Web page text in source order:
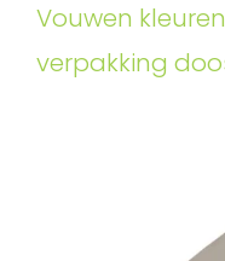
Vouwen
verpakking